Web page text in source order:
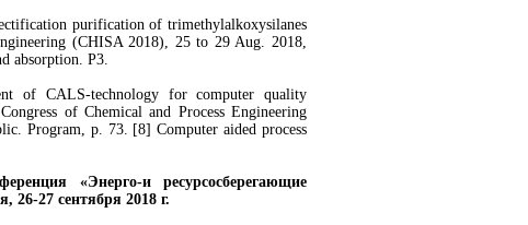
purification of trimethylalkoxysilanes
(CHISA 2018), 25 to 29 Aug. 2018,
absorption. P3.
of CALS-technology for computer quality
of Chemical and Process Engineering
Program, p. 73. [8] Computer aided process
«Энерго-и ресурсосберегающие
26-27 сентября 2018 г.